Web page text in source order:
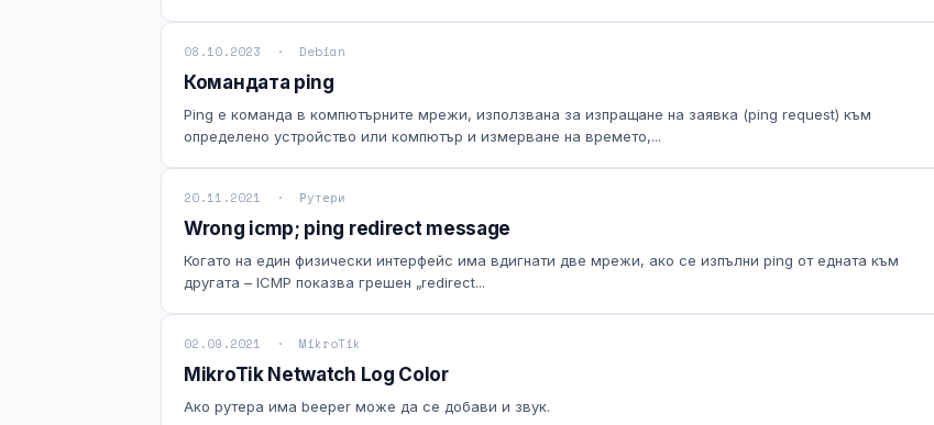
08.10.2023 · Debian
Командата ping
Ping е команда в компютърните мрежи, използвана за изпращане на заявка (ping request) към
определено устройство или компютър и измерване на времето,...
20.11.2021 · Рутери
Wrong icmp; ping redirect message
Когато на един физически интерфейс има вдигнати две мрежи, ако се изпълни ping от едната към
другата – ICMP показва грешен „redirect...
02.09.2021 · MikroTik
MikroTik Netwatch Log Color
Ако рутера има beeper може да се добави и звук.